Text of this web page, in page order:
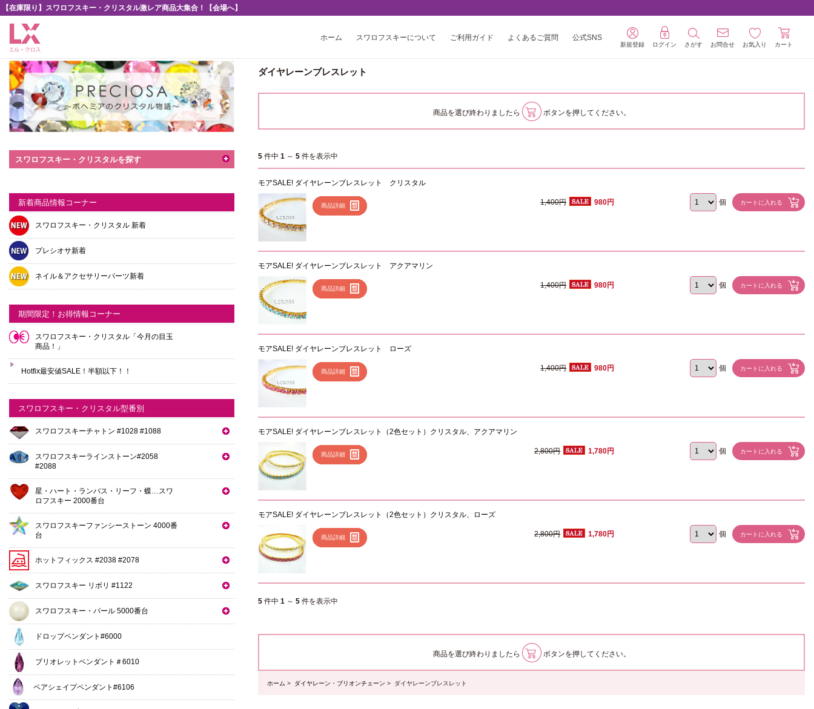
【在庫限り】スワロフスキー・クリスタル激レア商品大集合！【会場へ】
新規登録 ログイン さがす お問合せ お気入り カート
ホーム スワロフスキーについて ご利用ガイド よくあるご質問 公式SNS
ダイヤレーンブレスレット
商品を選び終わりましたら ボタンを押してください。
5 件中1 ～5 件を表示中
モアSALE! ダイヤレーンブレスレット クリスタル
商品詳細 1,400円 980円 個
モアSALE! ダイヤレーンブレスレット アクアマリン
商品詳細 1,400円 980円 個
モアSALE! ダイヤレーンブレスレット ローズ
商品詳細 1,400円 980円 個
モアSALE! ダイヤレーンブレスレット（2色セット）クリスタル、アクアマリン
商品詳細 2,800円 1,780円 個
モアSALE! ダイヤレーンブレスレット（2色セット）クリスタル、ローズ
商品詳細 2,800円 1,780円 個
5 件中1 ～5 件を表示中
商品を選び終わりましたら ボタンを押してください。
ホーム > ダイヤレーン・ブリオンチェーン > ダイヤレーンブレスレット
スワロフスキー・クリスタルを探す
新着商品情報コーナー
スワロフスキー・クリスタル 新着
プレシオサ新着
ネイル＆アクセサリーパーツ新着
期間限定！お得情報コーナー
スワロフスキー・クリスタル「今月の目玉
商品！」
Hotfix最安値SALE！半額以下！！
スワロフスキー・クリスタル型番別
スワロフスキーチャトン #1028 #1088
スワロフスキーラインストーン#2058
#2088
星・ハート・ランバス・リーフ・蝶…スワ
ロフスキー 2000番台
スワロフスキーファンシーストーン 4000番
台
ホットフィックス #2038 #2078
スワロフスキー リボリ #1122
スワロフスキー・パール 5000番台
ドロップペンダント#6000
ブリオレットペンダント＃6010
ペアシェイプペンダント#6106